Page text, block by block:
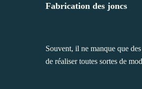
Fabrication des joncs
Souvent, il ne manque que
de réaliser toutes sortes de